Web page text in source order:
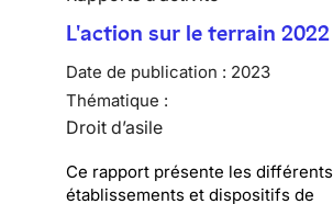
L'action sur le terrain 2022
Date de publication : 2023
Thématique :
Droit d’asile
Ce rapport présente les différents
établissements et dispositifs de